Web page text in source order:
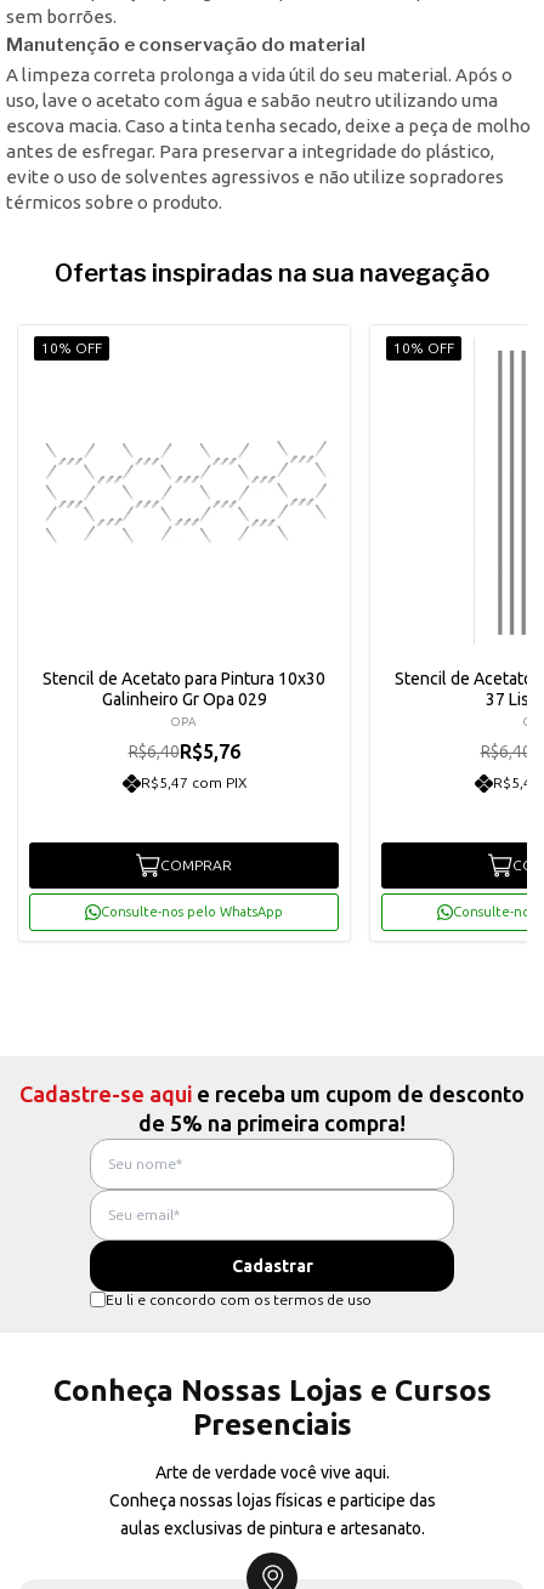
sem borrões.
Manutenção e conservação do material
A limpeza correta prolonga a vida útil do seu material. Após o
uso, lave o acetato com água e sabão neutro utilizando uma
escova macia. Caso a tinta tenha secado, deixe a peça de molho
antes de esfregar. Para preservar a integridade do plástico,
evite o uso de solventes agressivos e não utilize sopradores
térmicos sobre o produto.
Ofertas inspiradas na sua navegação
10% OFF
Stencil de Acetato para Pintura 10x30
Galinheiro Gr Opa 029
OPA
R$6,40R$5,76
R$5,47 com PIX
COMPRAR
Consulte-nos pelo WhatsApp
10% OFF
Stencil de Acetato
37
R$6,40
R$5,47
Consulte-nos
Cadastre-se aqui e receba um cupom de desconto
de 5% na primeira compra!
Eu li e concordo com os termos de uso
Conheça Nossas Lojas e Cursos
Presenciais
Arte de verdade você vive aqui.
Conheça nossas lojas físicas e participe das
aulas exclusivas de pintura e artesanato.